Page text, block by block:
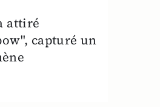
attiré
capturé un